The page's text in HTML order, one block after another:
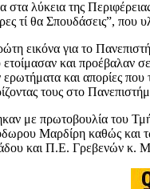
λύκεια της
τί θα Σπουδάσεις”,
εικόνα για το
ετοίμασαν και
και απορίες
τους στο
με πρωτοβουλία του
Μαρδίρη καθώς
και Π.Ε. Γρεβενών κ.